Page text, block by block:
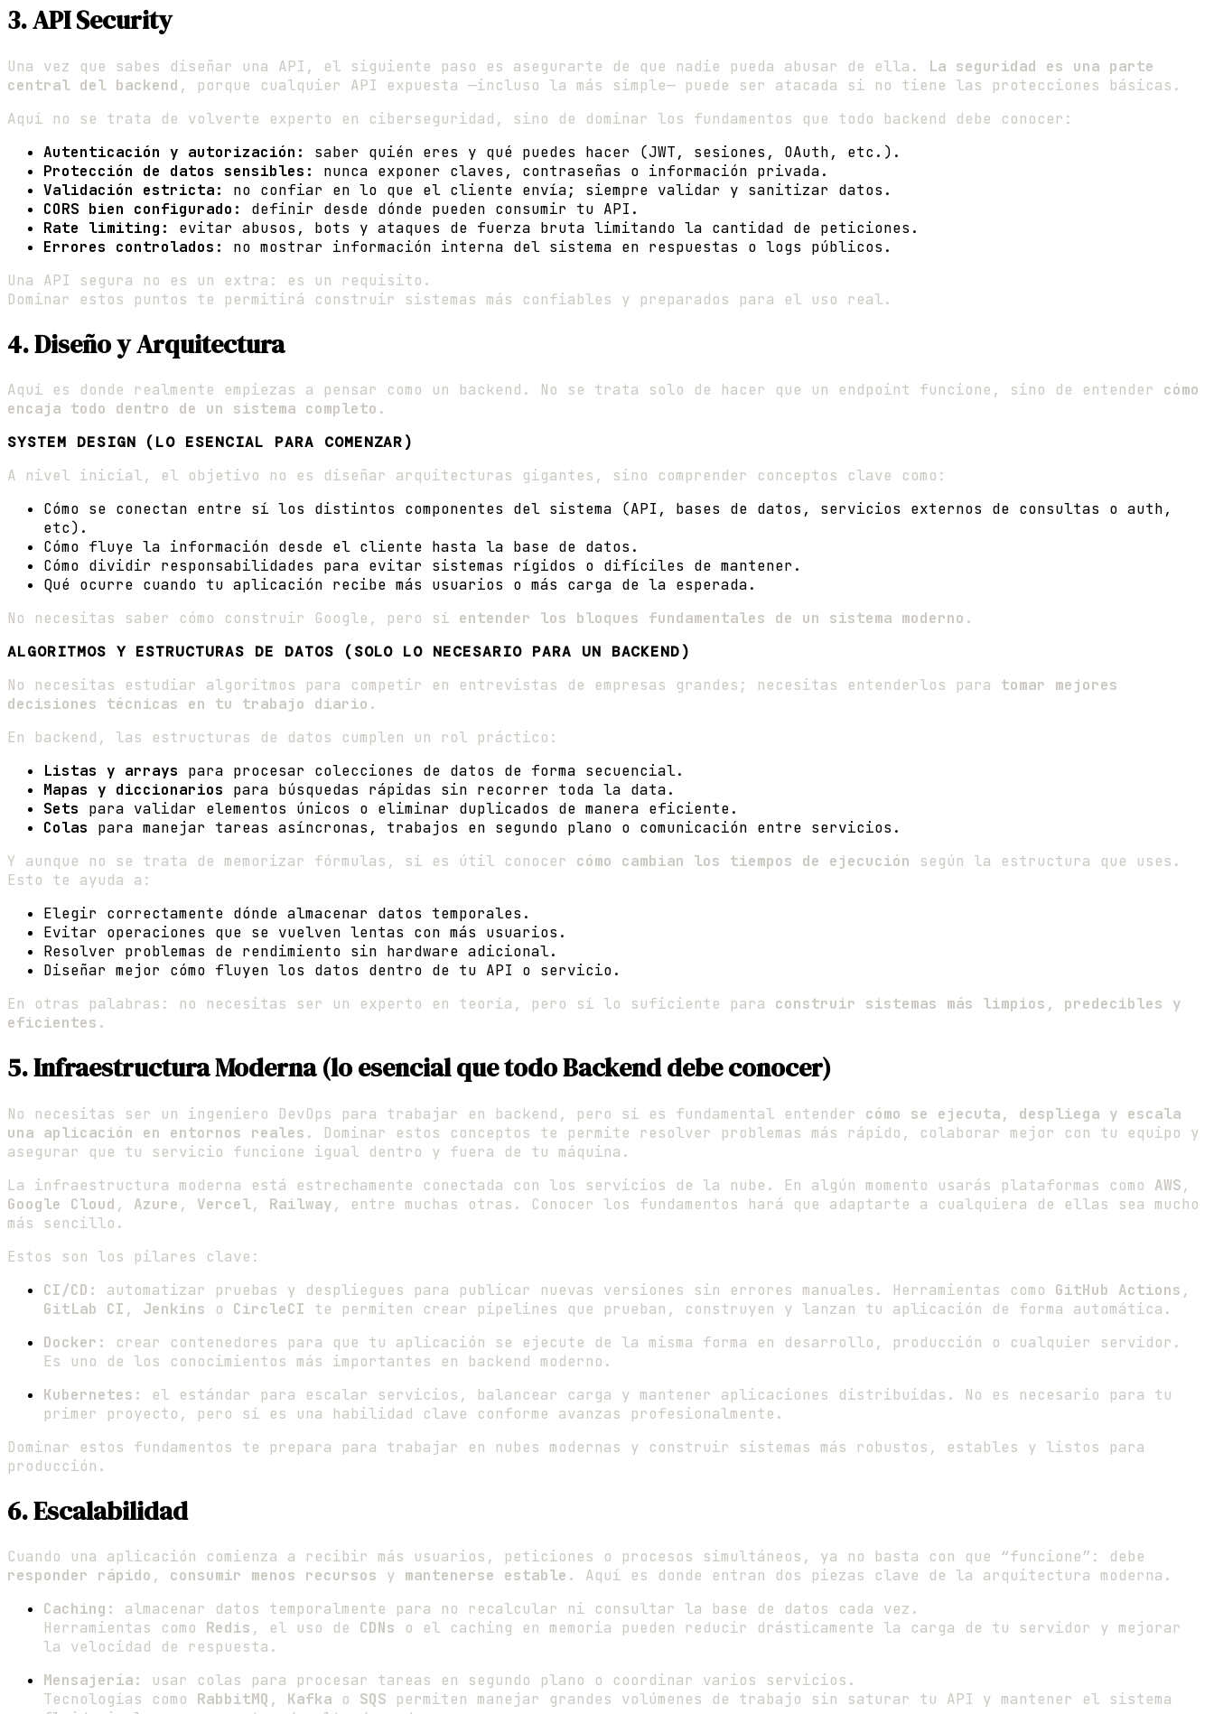
3. API Security
Una vez que sabes diseñar una API, el siguiente paso es asegurarte de que nadie pueda abusar de ella. La seguridad es una parte
central del backend , porque cualquier API expuesta —incluso la más simple— puede ser atacada si no tiene las protecciones básicas.
Aquí no se trata de volverte experto en ciberseguridad, sino de dominar los fundamentos que todo backend debe conocer:
Autenticación y autorización:
saber quién eres y qué puedes hacer (JWT, sesiones, OAuth, etc.).
Protección de datos sensibles:
nunca exponer claves, contraseñas o información privada.
Validación estricta:
no confiar en lo que el cliente envía; siempre validar y sanitizar datos.
CORS bien configurado:
definir desde dónde pueden consumir tu API.
Rate limiting:
evitar abusos, bots y ataques de fuerza bruta limitando la cantidad de peticiones.
Errores controlados:
no mostrar información interna del sistema en respuestas o logs públicos.
Una API segura no es un extra: es un requisito.
Dominar estos puntos te permitirá construir sistemas más confiables y preparados para el uso real.
4. Diseño y Arquitectura
Aquí es donde realmente empiezas a pensar como un backend. No se trata solo de hacer que un endpoint funcione, sino de entender cómo
encaja todo dentro de un sistema completo .
SYSTEM DESIGN (LO ESENCIAL PARA COMENZAR)
A nivel inicial, el objetivo no es diseñar arquitecturas gigantes, sino comprender conceptos clave como:
Cómo se conectan entre sí los distintos componentes del sistema (API, bases de datos, servicios externos de consultas o auth,
etc).
Cómo fluye la información desde el cliente hasta la base de datos.
Cómo dividir responsabilidades para evitar sistemas rígidos o difíciles de mantener.
Qué ocurre cuando tu aplicación recibe más usuarios o más carga de la esperada.
No necesitas saber cómo construir Google, pero sí entender los bloques fundamentales de un sistema moderno .
ALGORITMOS Y ESTRUCTURAS DE DATOS (SOLO LO NECESARIO PARA UN BACKEND)
No necesitas estudiar algoritmos para competir en entrevistas de empresas grandes; necesitas entenderlos para tomar mejores
decisiones técnicas en tu trabajo diario .
En backend, las estructuras de datos cumplen un rol práctico:
Listas y arrays para procesar colecciones de datos de forma secuencial.
Mapas y diccionarios para búsquedas rápidas sin recorrer toda la data.
Sets para validar elementos únicos o eliminar duplicados de manera eficiente.
Colas para manejar tareas asíncronas, trabajos en segundo plano o comunicación entre servicios.
Y aunque no se trata de memorizar fórmulas, sí es útil conocer cómo cambian los tiempos de ejecución según la estructura que uses.
Esto te ayuda a:
Elegir correctamente dónde almacenar datos temporales.
Evitar operaciones que se vuelven lentas con más usuarios.
Resolver problemas de rendimiento sin hardware adicional.
Diseñar mejor cómo fluyen los datos dentro de tu API o servicio.
En otras palabras: no necesitas ser un experto en teoría, pero sí lo suficiente para construir sistemas más limpios, predecibles y
eficientes .
5. Infraestructura Moderna (lo esencial que todo Backend debe conocer)
No necesitas ser un ingeniero DevOps para trabajar en backend, pero sí es fundamental entender cómo se ejecuta, despliega y escala
una aplicación en entornos reales . Dominar estos conceptos te permite resolver problemas más rápido, colaborar mejor con tu equipo y
asegurar que tu servicio funcione igual dentro y fuera de tu máquina.
La infraestructura moderna está estrechamente conectada con los servicios de la nube. En algún momento usarás plataformas como AWS,
Google Cloud , Azure , Vercel, Railway, entre muchas otras. Conocer los fundamentos hará que adaptarte a cualquiera de ellas sea mucho
más sencillo.
Estos son los pilares clave:
CI/CD:
automatizar pruebas y despliegues para publicar nuevas versiones sin errores manuales. Herramientas como GitHub Actions ,
GitLab CI , Jenkins o CircleCI te permiten crear pipelines que prueban, construyen y lanzan tu aplicación de forma automática.
Docker:
crear contenedores para que tu aplicación se ejecute de la misma forma en desarrollo, producción o cualquier servidor.
Es uno de los conocimientos más importantes en backend moderno.
Kubernetes:
el estándar para escalar servicios, balancear carga y mantener aplicaciones distribuidas. No es necesario para tu
primer proyecto, pero sí es una habilidad clave conforme avanzas profesionalmente.
Dominar estos fundamentos te prepara para trabajar en nubes modernas y construir sistemas más robustos, estables y listos para
producción.
6. Escalabilidad
Cuando una aplicación comienza a recibir más usuarios, peticiones o procesos simultáneos, ya no basta con que “funcione”: debe
responder rápido , consumir menos recursos y mantenerse estable . Aquí es donde entran dos piezas clave de la arquitectura moderna.
Caching:
almacenar datos temporalmente para no recalcular ni consultar la base de datos cada vez.
Herramientas como Redis , el uso de CDNs o el caching en memoria pueden reducir drásticamente la carga de tu servidor y mejorar
la velocidad de respuesta.
Mensajería:
usar colas para procesar tareas en segundo plano o coordinar varios servicios.
Tecnologías como RabbitMQ , Kafka o SQS permiten manejar grandes volúmenes de trabajo sin saturar tu API y mantener el sistema